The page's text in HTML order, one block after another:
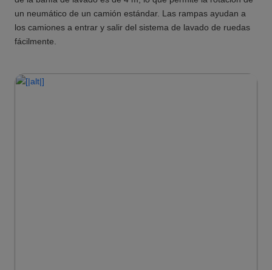
un neumático de un camión estándar. Las rampas ayudan a
los camiones a entrar y salir del sistema de lavado de ruedas
fácilmente.